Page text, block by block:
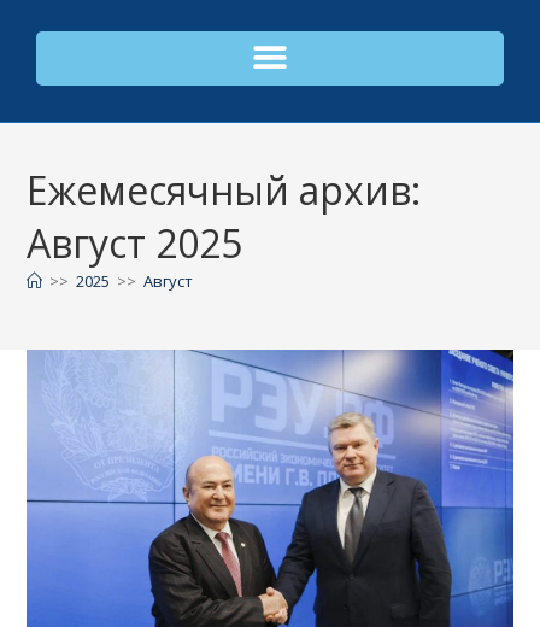
Ежемесячный архив:
Август 2025
>> 2025 >> Август